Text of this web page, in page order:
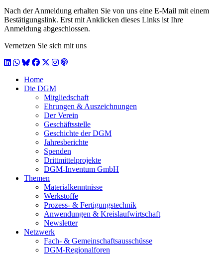
Nach der Anmeldung erhalten Sie von uns eine E-Mail mit einem
Bestätigungslink. Erst mit Anklicken dieses Links ist Ihre
Anmeldung abgeschlossen.
Vernetzen Sie sich mit uns
LinkedIn
WhatsApp
BlueSky
Facebook
X / Twitter
Instagram
Podcast
Home
Die DGM
Mitgliedschaft
Ehrungen & Auszeichnungen
Der Verein
Geschäftsstelle
Geschichte der DGM
Jahresberichte
Spenden
Drittmittelprojekte
DGM-Inventum GmbH
Themen
Materialkenntnisse
Werkstoffe
Prozess- & Fertigungstechnik
Anwendungen & Kreislaufwirtschaft
Newsletter
Netzwerk
Fach- & Gemeinschaftsausschüsse
DGM-Regionalforen